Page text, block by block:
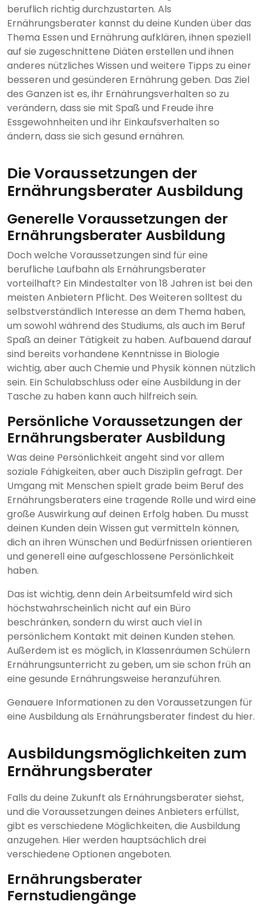
beruflich richtig durchzustarten. Als
Ernährungsberater kannst du deine Kunden über das
Thema Essen und Ernährung aufklären, ihnen speziell
auf sie zugeschnittene Diäten erstellen und ihnen
anderes nützliches Wissen und weitere Tipps zu einer
besseren und gesünderen Ernährung geben. Das Ziel
des Ganzen ist es, ihr Ernährungsverhalten so zu
verändern, dass sie mit Spaß und Freude ihre
Essgewohnheiten und ihr Einkaufsverhalten so
ändern, dass sie sich gesund ernähren.
Die Voraussetzungen der
Ernährungsberater Ausbildung
Generelle Voraussetzungen der
Ernährungsberater Ausbildung
Doch welche Voraussetzungen sind für eine
berufliche Laufbahn als Ernährungsberater
vorteilhaft? Ein Mindestalter von 18 Jahren ist bei den
meisten Anbietern Pflicht. Des Weiteren solltest du
selbstverständlich Interesse an dem Thema haben,
um sowohl während des Studiums, als auch im Beruf
Spaß an deiner Tätigkeit zu haben. Aufbauend darauf
sind bereits vorhandene Kenntnisse in Biologie
wichtig, aber auch Chemie und Physik können nützlich
sein. Ein Schulabschluss oder eine Ausbildung in der
Tasche zu haben kann auch hilfreich sein.
Persönliche Voraussetzungen der
Ernährungsberater Ausbildung
Was deine Persönlichkeit angeht sind vor allem
soziale Fähigkeiten, aber auch Disziplin gefragt. Der
Umgang mit Menschen spielt grade beim Beruf des
Ernährungsberaters eine tragende Rolle und wird eine
große Auswirkung auf deinen Erfolg haben. Du musst
deinen Kunden dein Wissen gut vermitteln können,
dich an ihren Wünschen und Bedürfnissen orientieren
und generell eine aufgeschlossene Persönlichkeit
haben.
Das ist wichtig, denn dein Arbeitsumfeld wird sich
höchstwahrscheinlich nicht auf ein Büro
beschränken, sondern du wirst auch viel in
persönlichem Kontakt mit deinen Kunden stehen.
Außerdem ist es möglich, in Klassenräumen Schülern
Ernährungsunterricht zu geben, um sie schon früh an
eine gesunde Ernährungsweise heranzuführen.
Genauere Informationen zu den Voraussetzungen für
eine Ausbildung als Ernährungsberater findest du hier.
Ausbildungsmöglichkeiten zum
Ernährungsberater
Falls du deine Zukunft als Ernährungsberater siehst,
und die Voraussetzungen deines Anbieters erfüllst,
gibt es verschiedene Möglichkeiten, die Ausbildung
anzugehen. Hier werden hauptsächlich drei
verschiedene Optionen angeboten.
Ernährungsberater
Fernstudiengänge